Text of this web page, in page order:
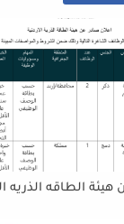
الذريه الاردنيه